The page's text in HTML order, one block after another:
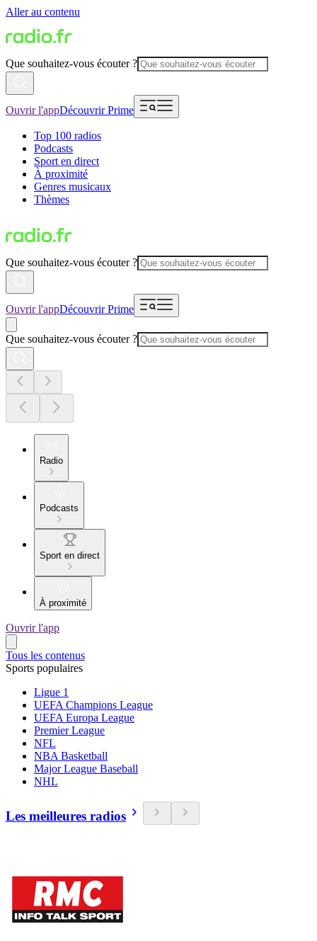
Aller au contenu
Que souhaitez-vous écouter ?
Ouvrir l'appDécouvrir Prime
Top 100 radios
Podcasts
Sport en direct
À proximité
Genres musicaux
Thèmes
Que souhaitez-vous écouter ?
Ouvrir l'appDécouvrir Prime
Que souhaitez-vous écouter ?
Radio
Podcasts
Sport en direct
À proximité
Ouvrir l'app
Tous les contenus
Sports populaires
Ligue 1
UEFA Champions League
UEFA Europa League
Premier League
NFL
NBA Basketball
Major League Baseball
NHL
Les meilleures radios